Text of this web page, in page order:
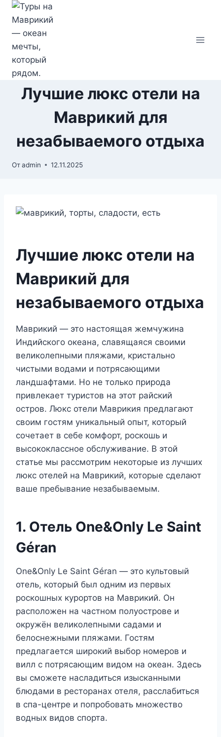
Перейти
содержимому
Лучшие люкс отели на
Маврикий для
незабываемого отдыха
Отadmin 12.11.2025
Лучшие люкс отели на
Маврикий для
незабываемого отдыха
Маврикий — это настоящая жемчужина
Индийского океана, славящаяся своими
великолепными пляжами, кристально
чистыми водами и потрясающими
ландшафтами. Но не только природа
привлекает туристов на этот райский
остров. Люкс отели Маврикия предлагают
своим гостям уникальный опыт, который
сочетает в себе комфорт, роскошь и
высококлассное обслуживание. В этой
статье мы рассмотрим некоторые из лучших
люкс отелей на Маврикий, которые сделают
ваше пребывание незабываемым.
1. Отель One&Only Le Saint
Géran
One&Only Le Saint Géran — это культовый
отель, который был одним из первых
роскошных курортов на Маврикий. Он
расположен на частном полуострове и
окружён великолепными садами и
белоснежными пляжами. Гостям
предлагается широкий выбор номеров и
вилл с потрясающим видом на океан. Здесь
вы сможете насладиться изысканными
блюдами в ресторанах отеля, расслабиться
в спа-центре и попробовать множество
водных видов спорта.